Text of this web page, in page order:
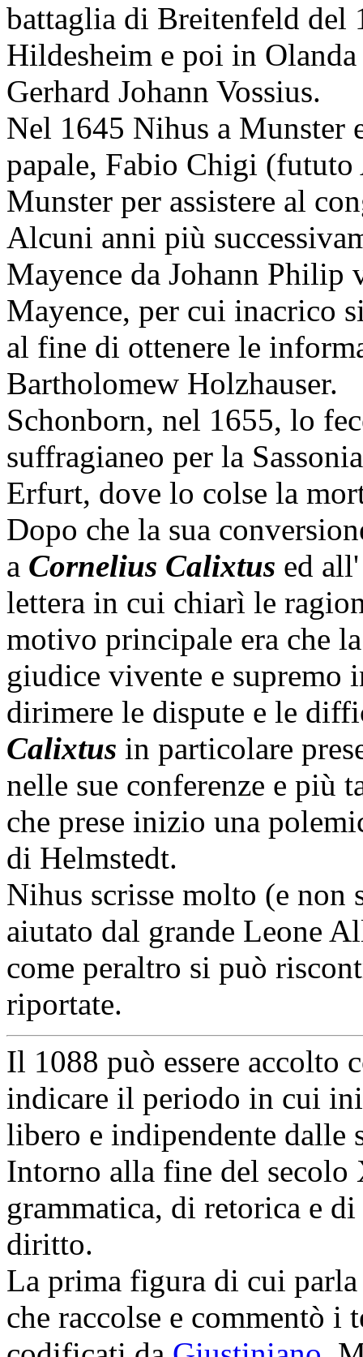
battaglia di Breitenfeld del
Hildesheim e poi in
Gerhard Johann Vossius.
Nel 1645 Nihus a Munster
papale, Fabio Chigi
Munster per assistere al
Alcuni anni più
Mayence da Johann
Mayence, per cui inacrico
al fine di ottenere le
Bartholomew Holzhauser.
Schonborn, nel 1655, lo
suffragianeo per la
Erfurt, dove lo colse la
Dopo che la sua
a Cornelius Calixtus ed
lettera in cui chiarì le
motivo principale era che
giudice vivente e supremo
dirimere le dispute e le
Calixtus in particolare
nelle sue conferenze e più
che prese inizio una
di Helmstedt.
Nihus scrisse molto (e
aiutato dal grande Leone
come peraltro si può
riportate.
Il 1088 può essere accolto
indicare il periodo in cui
libero e indipendente dalle
Intorno alla fine del
grammatica, di retorica e
diritto.
La prima figura di cui
che raccolse e commentò